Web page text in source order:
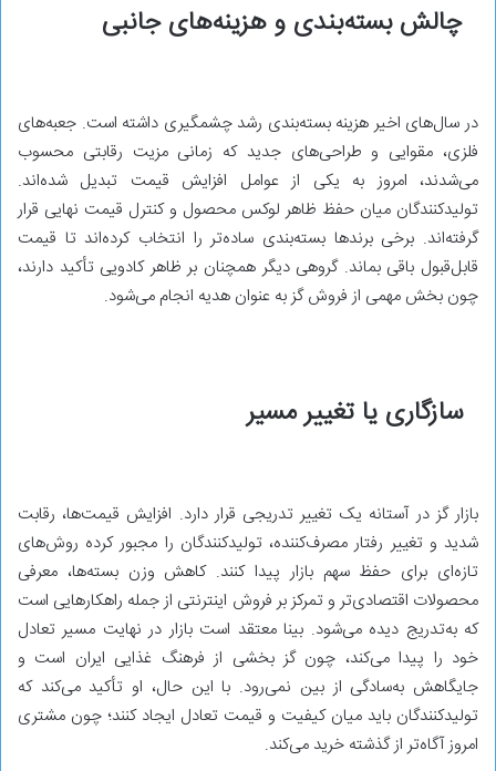
چالش بسته‌بندی و هزینه‌های جانبی
در سال‌های اخیر هزینه بسته‌بندی رشد چشمگیری داشته است. جعبه‌های
فلزی، مقوایی و طراحی‌های جدید که زمانی مزیت رقابتی محسوب
می‌شدند، امروز به یکی از عوامل افزایش قیمت تبدیل شده‌اند.
تولیدکنندگان میان حفظ ظاهر لوکس محصول و کنترل قیمت نهایی قرار
گرفته‌اند. برخی برندها بسته‌بندی ساده‌تر را انتخاب کرده‌اند تا قیمت
قابل‌قبول باقی بماند. گروهی دیگر همچنان بر ظاهر کادویی تأکید دارند،
چون بخش مهمی از فروش گز به عنوان هدیه انجام می‌شود.
سازگاری یا تغییر مسیر
بازار گز در آستانه یک تغییر تدریجی قرار دارد. افزایش قیمت‌ها، رقابت
شدید و تغییر رفتار مصرف‌کننده، تولیدکنندگان را مجبور کرده روش‌های
تازه‌ای برای حفظ سهم بازار پیدا کنند. کاهش وزن بسته‌ها، معرفی
محصولات اقتصادی‌تر و تمرکز بر فروش اینترنتی از جمله راهکارهایی است
که به‌تدریج دیده می‌شود. بینا معتقد است بازار در نهایت مسیر تعادل
خود را پیدا می‌کند، چون گز بخشی از فرهنگ غذایی ایران است و
جایگاهش به‌سادگی از بین نمی‌رود. با این حال، او تأکید می‌کند که
تولیدکنندگان باید میان کیفیت و قیمت تعادل ایجاد کنند؛ چون مشتری
امروز آگاه‌تر از گذشته خرید می‌کند.